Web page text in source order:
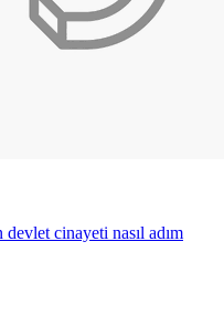
cinayeti nasıl adım